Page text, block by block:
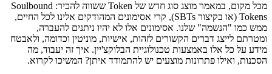
מכל מקום, במאמר מוצג סוג חדש של Token ששווה להכיר: Soulbound
Tokens (או בקיצור SBTs), קרי אסימונים המהודקים אלינו לכל החיים,
ממש כמו "הנשמה" שלנו. אסימונים אלו לא יהיו ניתנים להעברה,
ומטרתם לייצג דברים הקשורים לזהות, אישיות, מוניטין וכדומה, ולאבטח
מידע על כל אלו באמצעות טכנולוגיית הבלוקצ'יין. איך זה יעבוד, מה
הסכנות, ואילו פתרונות מוצעים יש להתמודד איתן? המשיכו לקרוא.